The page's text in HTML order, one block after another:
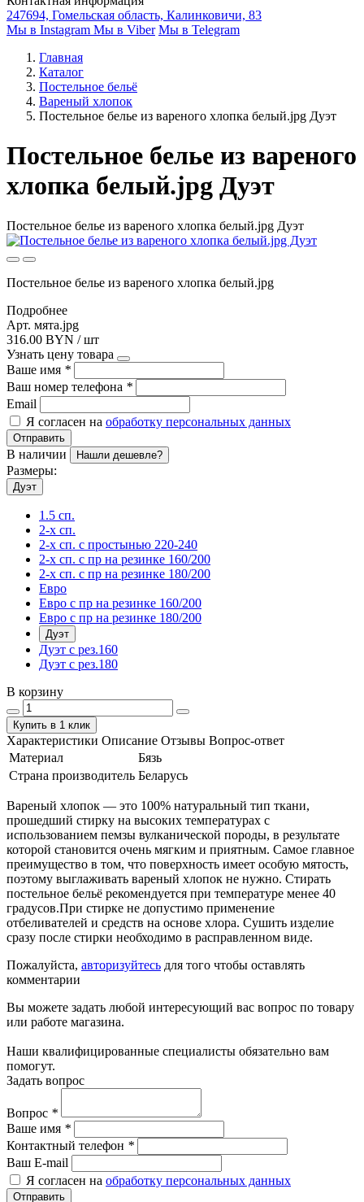
247694, Гомельская область, Калинковичи, 83
Мы в Instagram Мы в Viber Мы в Telegram
Главная
Каталог
Постельное бельё
Вареный хлопок
Постельное белье из вареного хлопка белый.jpg Дуэт
Постельное белье из вареного
хлопка белый.jpg Дуэт
Постельное белье из вареного хлопка белый.jpg Дуэт
Постельное белье из вареного хлопка белый.jpg
Подробнее
Арт. мята.jpg
316.00 BYN / шт
Узнать цену товара
Ваше имя *
Ваш номер телефона *
Email
Я согласен на обработку персональных данных
Отправить
В наличии Нашли дешевле?
Размеры:
Дуэт
1.5 сп.
2-х сп.
2-х сп. с простынью 220-240
2-х сп. с пр на резинке 160/200
2-х сп. с пр на резинке 180/200
Евро
Евро с пр на резинке 160/200
Евро с пр на резинке 180/200
Дуэт
Дуэт с рез.160
Дуэт с рез.180
В корзину
Купить в 1 клик
Характеристики Описание Отзывы Вопрос-ответ
Материал
Бязь
Страна производитель Беларусь
Вареный хлопок — это 100% натуральный тип ткани,
прошедший стирку на высоких температурах с
использованием пемзы вулканической породы, в результате
которой становится очень мягким и приятным. Самое главное
преимущество в том, что поверхность имеет особую мятость,
поэтому выглаживать вареный хлопок не нужно. Стирать
постельное бельё рекомендуется при температуре менее 40
градусов.При стирке не допустимо применение
отбеливателей и средств на основе хлора. Сушить изделие
сразу после стирки необходимо в расправленном виде.
Пожалуйста, авторизуйтесь для того чтобы оставлять
комментарии
Вы можете задать любой интересующий вас вопрос по товару
или работе магазина.
Наши квалифицированные специалисты обязательно вам
помогут.
Задать вопрос
Вопрос *
Ваше имя *
Контактный телефон *
Ваш E-mail
Я согласен на обработку персональных данных
Отправить